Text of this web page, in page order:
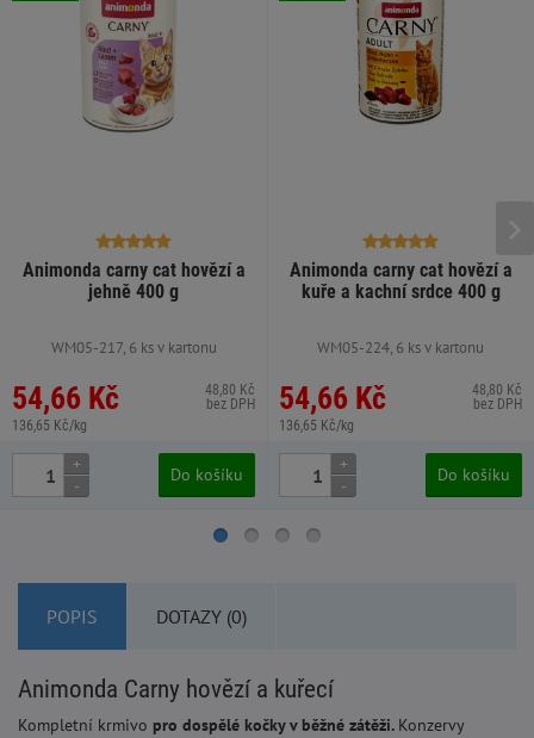
Animonda carny cat hovězí a
jehně 400 g
WM05-217, 6 ks v kartonu
54,66 Kč
136,65 Kč/kg
48,80 Kč
bez DPH
+
-
Do košíku
Animonda carny cat hovězí a
kuře a kachní srdce 400 g
WM05-224, 6 ks v kartonu
54,66 Kč
136,65 Kč/kg
48,80 Kč
bez DPH
+
-
Do košíku
POPIS DOTAZY (0)
Animonda Carny hovězí a kuřecí
Kompletní krmivo pro dospělé kočky v běžné zátěži. Konzervy